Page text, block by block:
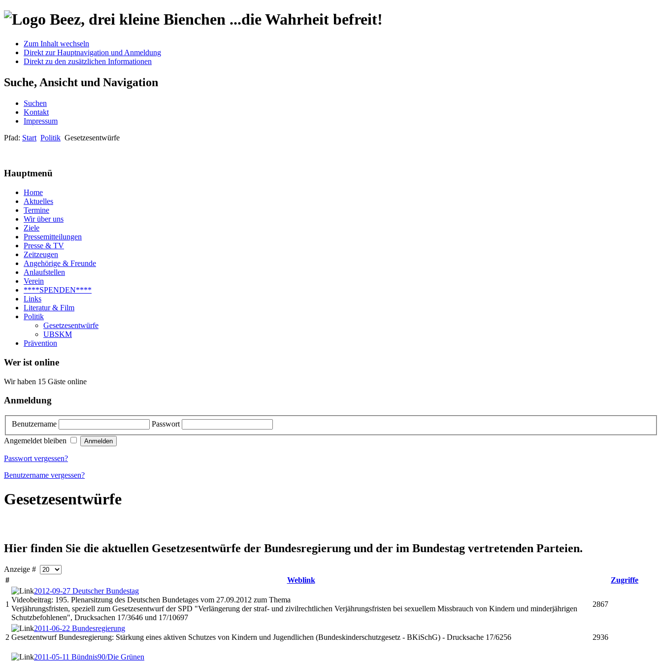
...die Wahrheit befreit!
Zum Inhalt wechseln
Direkt zur Hauptnavigation und Anmeldung
Direkt zu den zusätzlichen Informationen
Suche, Ansicht und Navigation
Suchen
Kontakt
Impressum
Pfad: Start Politik Gesetzesentwürfe
Hauptmenü
Home
Aktuelles
Termine
Wir über uns
Ziele
Pressemitteilungen
Presse & TV
Zeitzeugen
Angehörige & Freunde
Anlaufstellen
Verein
****SPENDEN****
Links
Literatur & Film
Politik
Gesetzesentwürfe
UBSKM
Prävention
Wer ist online
Wir haben 15 Gäste online
Anmeldung
Benutzername
Passwort
Angemeldet bleiben
Passwort vergessen?
Benutzername vergessen?
Gesetzesentwürfe
Hier finden Sie die aktuellen Gesetzesentwürfe der Bundesregierung und der im Bundestag vertretenden Parteien.
Anzeige #
#
Weblink Zugriffe
1
2012-09-27 Deutscher Bundestag
Videobeitrag: 195. Plenarsitzung des Deutschen Bundetages vom 27.09.2012 zum Thema
Verjährungsfristen, speziell zum Gesetzesentwurf der SPD "Verlängerung der straf- und zivilrechtlichen Verjährungsfristen bei sexuellem Missbrauch von Kindern und minderjährigen
Schutzbefohlenen", Drucksachen 17/3646 und 17/10697
2867
2
2011-06-22 Bundesregierung
Gesetzentwurf Bundesregierung: Stärkung eines aktiven Schutzes von Kindern und Jugendlichen (Bundeskinderschutzgesetz - BKiSchG) - Drucksache 17/6256
2936
2011-05-11 Bündnis90/Die Grünen